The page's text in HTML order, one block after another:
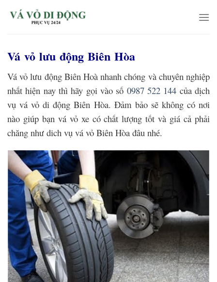
Vá vỏ lưu động Biên Hòa
Vá vỏ lưu động Biên Hoà nhanh chóng và chuyên nghiệp
nhất hiện nay thì hãy gọi vào số 0987 522 144 của dịch
vụ vá vỏ di động Biên Hòa. Đảm bảo sẽ không có nơi
nào giúp bạn vá vỏ xe có chất lượng tốt và giá cả phải
chăng như dich vụ vá vỏ Biên Hòa đâu nhé.